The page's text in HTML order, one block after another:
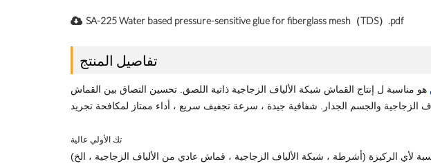
SA-225 Water based pressure-sensitive glue for fiberglass mesh（TDS）.pdf
تفاصيل المنتج
هو مناسبة ل إنتاج القماش شبكة الألياف الزجاجية ذاتية اللصق. تحسين التصاق بين القماش
تك الأولي عالية
لأي الركيزة (أشرطة ، شبكة الألياف الزجاجية ، قماش عادي من الألياف الزجاجية ، الخ)